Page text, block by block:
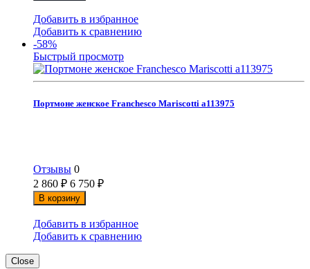
Добавить в избранное
Добавить к сравнению
-58%
Быстрый просмотр
Портмоне женское Franchesco Mariscotti а113975
Отзывы 0
2 860 ₽ 6 750 ₽
В корзину
Добавить в избранное
Добавить к сравнению
Close